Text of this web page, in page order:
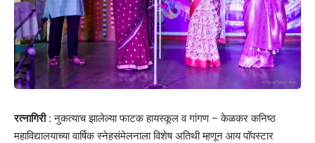
रत्नागिरी :नुकत्याच झालेल्या फाटक हायस्कूल व गांगण – केळकर कनिष्ठ
महाविद्यालयाच्या वार्षिक स्नेहसंमेलनाला विशेष अतिथी म्हणून आय पाॅपस्टार